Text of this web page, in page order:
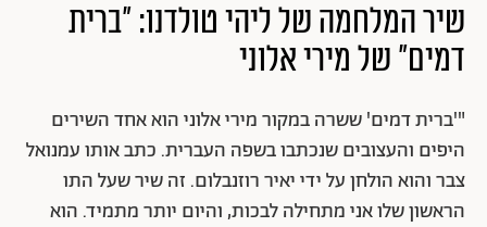
שיר המלחמה של ליהי טולדנו: "ברית
דמים" של מירי אלוני
"'ברית דמים' ששרה במקור מירי אלוני הוא אחד השירים
היפים והעצובים שנכתבו בשפה העברית. כתב אותו עמנואל
צבר והוא הולחן על ידי יאיר רוזנבלום. זה שיר שעל התו
הראשון שלו אני מתחילה לבכות, והיום יותר מתמיד. הוא